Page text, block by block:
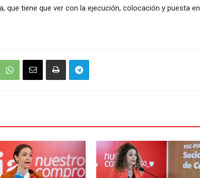
que tiene que ver con la ejecución, colocación y puesta en